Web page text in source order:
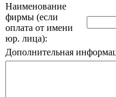
Наименование
фирмы (если
оплата от имени
юр. лица):
Дополнительная